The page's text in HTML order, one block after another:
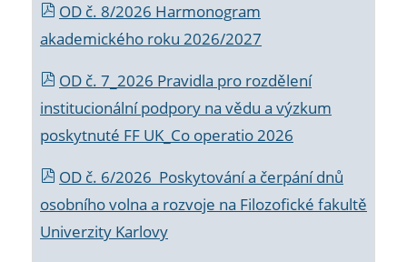
OD č. 8/2026 Harmonogram
akademického roku 2026/2027
OD č. 7_2026 Pravidla pro rozdělení
institucionální podpory na vědu a výzkum
poskytnuté FF UK_Co operatio 2026
OD č. 6/2026 Poskytování a čerpání dnů
osobního volna a rozvoje na Filozofické fakultě
Univerzity Karlovy